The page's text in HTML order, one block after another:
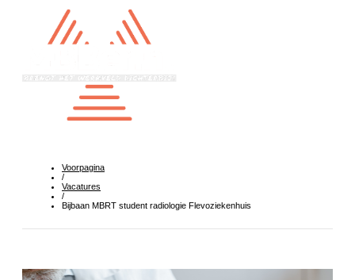
Voorpagina
/
Vacatures
/
Bijbaan MBRT student radiologie Flevoziekenhuis